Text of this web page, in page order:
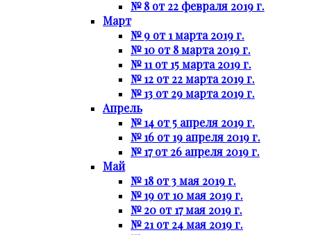
№ 8 от 22 февраля 2019 г.
Март
№ 9 от 1 марта 2019 г.
№ 10 от 8 марта 2019 г.
№ 11 от 15 марта 2019 г.
№ 12 от 22 марта 2019 г.
№ 13 от 29 марта 2019 г.
Апрель
№ 14 от 5 апреля 2019 г.
№ 16 от 19 апреля 2019 г.
№ 17 от 26 апреля 2019 г.
Май
№ 18 от 3 мая 2019 г.
№ 19 от 10 мая 2019 г.
№ 20 от 17 мая 2019 г.
№ 21 от 24 мая 2019 г.